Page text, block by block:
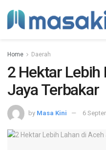
Home Daerah
2 Hektar Lebih
Jaya Terbakar
by Masa Kini 6